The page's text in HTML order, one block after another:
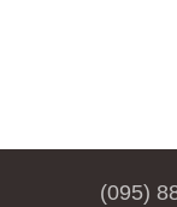
(095)